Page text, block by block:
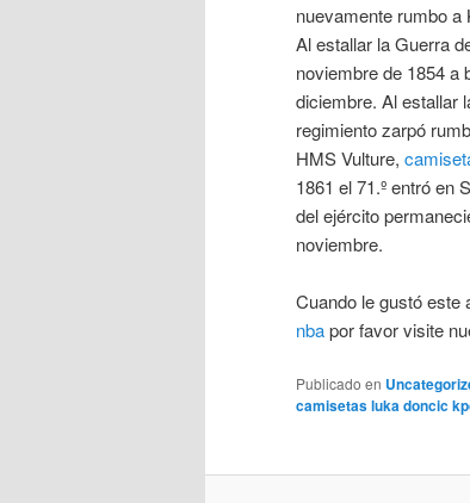
nuevamente rumbo
Al estallar la Guerra
noviembre de 1854 a
diciembre. Al estallar
regimiento zarpó
HMS Vulture,
1861 el 71.º entró en
del ejército
noviembre.
Cuando le gustó este
nbapor favor visite
Publicado en
camisetas luka doncic